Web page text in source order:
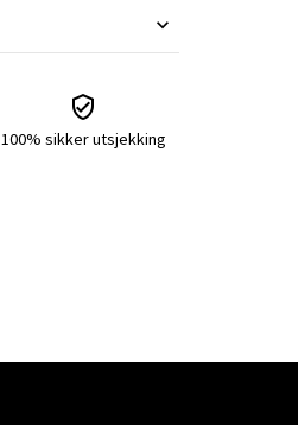
100% sikker utsjekking